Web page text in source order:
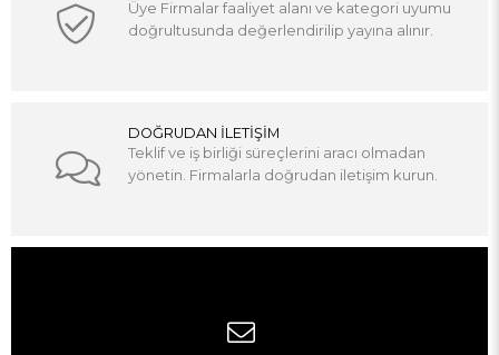
Üye Firmalar faaliyet alanı ve kategori uyumu
doğrultusunda değerlendirilip yayına alınır.
DOĞRUDAN İLETİŞİM
Teklif ve iş birliği süreçlerini aracı olmadan
yönetin. Firmalarla doğrudan iletişim kurun.